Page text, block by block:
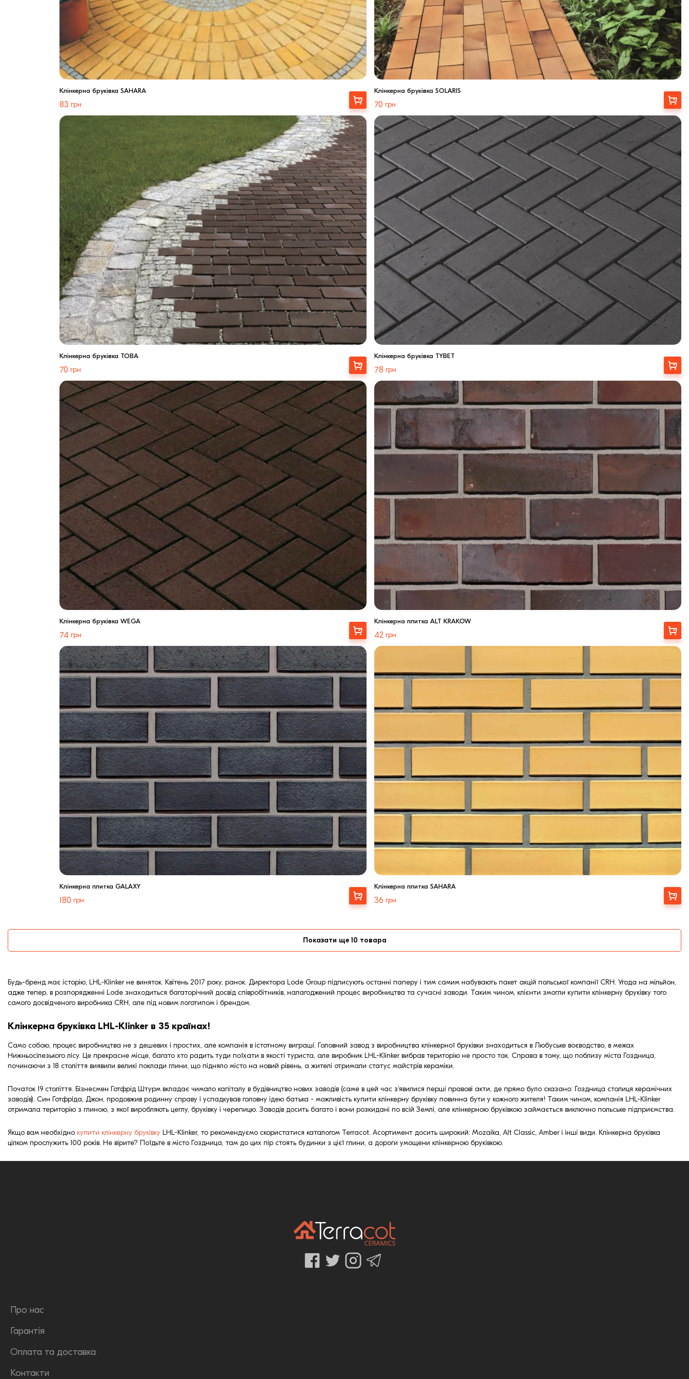
Клінкерна бруківка SAHARA
83 грн
Вибрати
Клінкерна бруківка SOLARIS
70 грн
Купити
Клінкерна бруківка TOBA
70 грн
Купити
Клінкерна бруківка TYBET
78 грн
Вибрати
Клінкерна бруківка WEGA
74 грн
Вибрати
Клінкерна плитка ALT KRAKOW
42 грн
Вибрати
Клінкерна плитка GALAXY
180 грн
Вибрати
Клінкерна плитка SAHARA
36 грн
Вибрати
Показати ще 10 товара
Будь-бренд має історію, LHL-Klinker не виняток. Квітень 2017 року, ранок. Директора Lode Group підписують останні паперу і тим самим набувають пакет акцій польської компанії CRH. Угода на мільйон,
адже тепер, в розпорядженні Lode знаходиться багаторічний досвід співробітників, налагоджений процес виробництва та сучасні заводи. Таким чином, клієнти змогли купити клінкерну бруківку того
самого досвідченого виробника CRH, але під новим логотипом і брендом.
Клінкерна бруківка LHL-Klinker в 35 країнах!
Само собою, процес виробництва не з дешевих і простих, але компанія в істотному виграші. Головний завод з виробництва клінкерної бруківки знаходиться в Любуське воєводство, в межах
Нижньосілезького лісу. Це прекрасне місце, багато хто радить туди поїхати в якості туриста, але виробник LHL-Klinker вибрав територію не просто так. Справа в тому, що поблизу міста Гоздница,
починаючи з 18 століття виявили великі поклади глини, що підняло місто на новий рівень, а жителі отримали статус майстрів кераміки.
Початок 19 століття. Бізнесмен Готфрід Штурм вкладає чимало капіталу в будівництво нових заводів (саме в цей час з'явилися перші правові акти, де прямо було сказано: Гоздница столиця керамічних
заводів). Син Готфріда, Джон, продовжив родинну справу і успадкував головну ідею батька - можливість купити клінкерну бруківку повинна бути у кожного жителя! Таким чином, компанія LHL-Klinker
отримала територію з глиною, з якої виробляють цеглу, бруківку і черепицю. Заводів досить багато і вони розкидані по всій Землі, але клінкерною бруківкою займається виключно польське підприємства.
Якщо вам необхідно купити клінкерну бруківку LHL-Klinker, то рекомендуємо скористатися каталогом Terracot. Асортимент досить широкий: Mozaika, Alt Classic, Amber і інші види. Клінкерна бруківка
цілком прослужить 100 років. Не вірите? Поїдьте в місто Гоздница, там до цих пір стоять будинки з цієї глини, а дороги умощени клінкерною бруківкою.
Про нас
Гарантія
Оплата та доставка
Контакти